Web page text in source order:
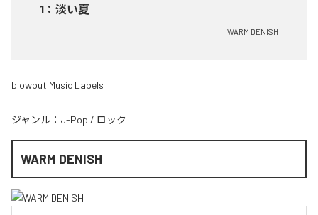
1 ： 淡い夏
WARM DENISH
blowout Music Labels
ジャンル： J-Pop / ロック
WARM DENISH